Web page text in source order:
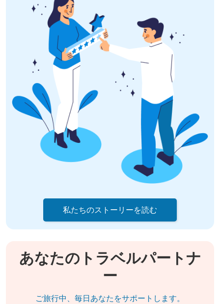
私たちのストーリーを読む
あなたのトラベルパートナ
ー
ご旅行中、毎日あなたをサポートします。